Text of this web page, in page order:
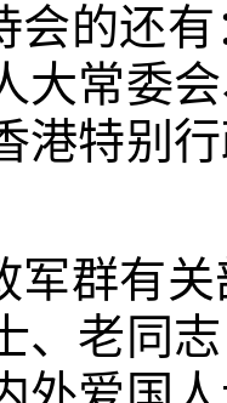
会的还
大常委
港特别
军群有
、老同